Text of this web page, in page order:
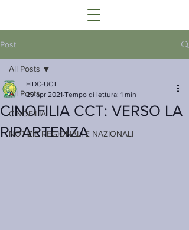
Post
All Posts
CINOFILIA
NOTIZIE REGIONALI E NAZIONALI
All Posts
CINOFILIA CCT: VERSO LA
RIPARTENZA
FIDC-UCT
29 apr 2021 Tempo di lettura: 1 min